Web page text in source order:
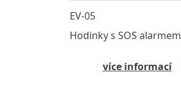
EV-05
Hodinky s SOS alarmem
více informací